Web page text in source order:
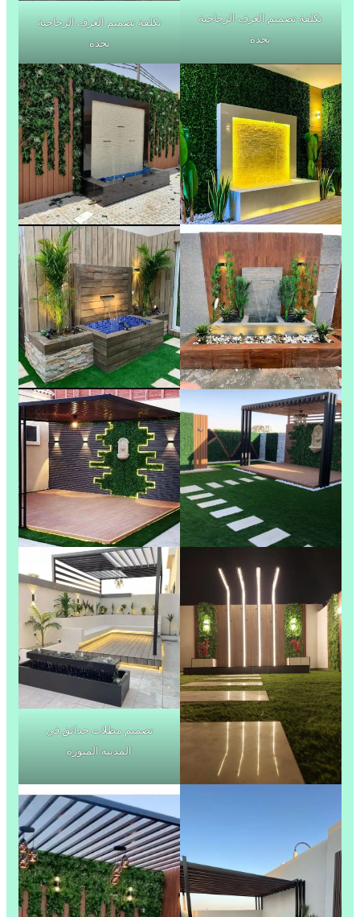
تكلفة تصميم الغرف الزجاجية
بجدة
تكلفة تصميم الغرف الزجاجية
بجدة
تصميم مظلات حدائق في
المدينة المنورة